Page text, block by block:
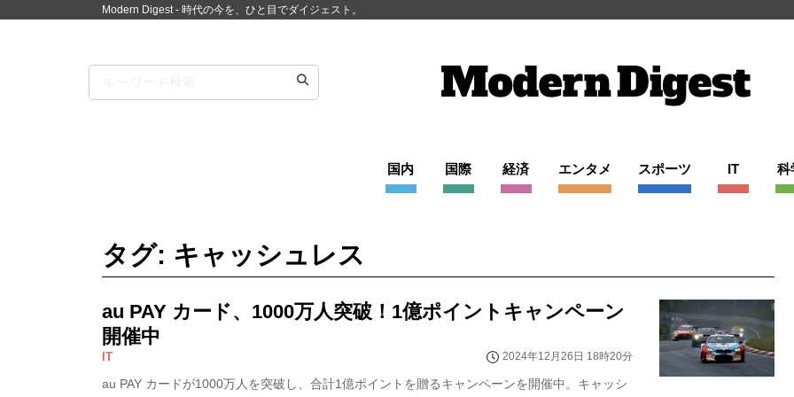
Modern Digest - 時代の今を、ひと目でダイジェスト。
国内 国際 経済 エンタメ スポーツ IT 科
タグ: キャッシュレス
au PAY カード、1000万人突破！1億ポイントキャンペーン
開催中
IT 2024年12月26日 18時20分
au PAY カードが1000万人を突破し、合計1億ポイントを贈るキャンペーンを開催中。キャッシ